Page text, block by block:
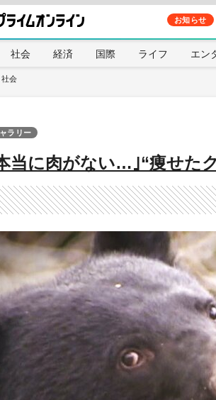
お知らせ
社会 経済 国際 ライフ エン
社会
当に肉がない…｣“痩せた
ラリー